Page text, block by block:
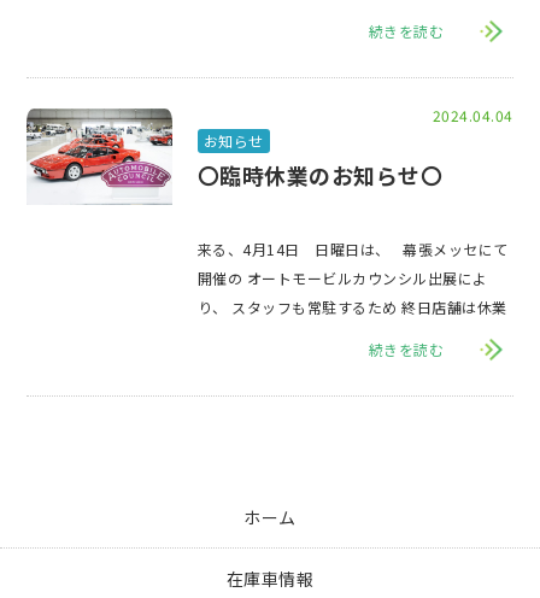
続きを読む
2024.04.04
お知らせ
〇臨時休業のお知らせ〇
来る、4月14日 日曜日は、 幕張メッセにて
開催の オートモービルカウンシル出展によ
り、 スタッフも常駐するため 終日店舗は休業
続きを読む
ホーム
在庫車情報